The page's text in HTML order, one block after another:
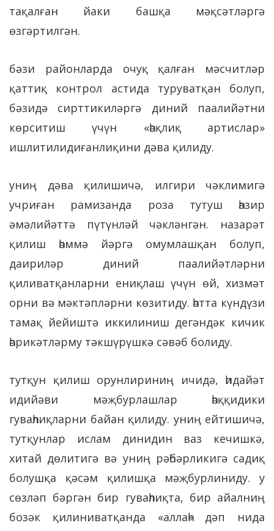
тақалған йаки башқа мәқсәтләргә
өзгәртилгән.
бәзи районларда очуқ қалған мәсчитләр
қаттиқ контрол астида туруватқан болуп,
бәзидә сирттикиләргә диний паалийәтни
көрситиш үчүн «һәқлиқ артислар»
ишлитилидиғанлиқини дәва қилиду.
униң дәва қилишичә, илгири чәклимигә
учриған рамизанда роза тутуш һазир
әмәлийәттә пүтүнләй чәкләнгән. назарәт
қилиш һәммә йәргә омумлашқан болуп,
даириләр диний паалийәтләрни
қиливатқанларни ениқлаш үчүн өй, хизмәт
орни вә мәктәпләрни көзитиду. һәтта күндүзи
тамақ йейиштә иккилиниш дегәндәк кичик
һәрикәтләрму тәкшүрүшкә сәвәб болиду.
тутқун қилиш орунлириниң ичидә, һидайәт
идийәви мәҗбурлашлар һәққидики
гуваһлиқларни байан қилиду. униң ейтишичә,
тутқунлар ислам динидин ваз кечишкә,
хитай дөлитигә вә униң рәһбәрликигә садиқ
болушқа қәсәм қилишқа мәҗбурлиниду. у
сөзләп бәргән бир гуваһлиқта, бир айалниң
бозәк қилиниватқанда «аллаһ» дәп нида